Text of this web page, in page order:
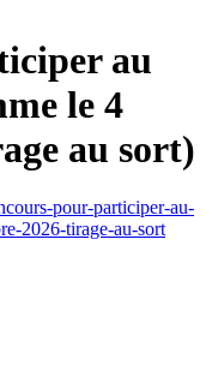
au
le 4
au sort)
pour-participer-au-
2026-tirage-au-sort